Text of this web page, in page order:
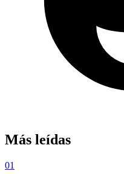
Más leídas
01